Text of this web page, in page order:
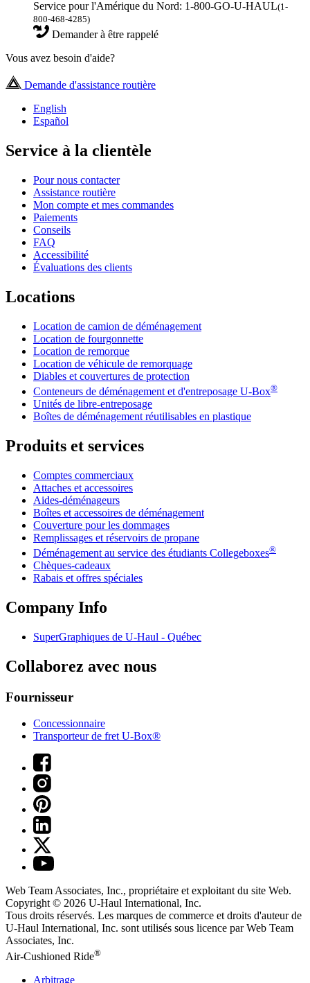
Service pour l'Amérique du Nord: 1-800-GO-U-HAUL(1-
800-468-4285)
Demander à être rappelé
Vous avez besoin d'aide?
Demande d'assistance routière
English
Español
Service à la clientèle
Pour nous contacter
Assistance routière
Mon compte et mes commandes
Paiements
Conseils
FAQ
Accessibilité
Évaluations des clients
Locations
Location de camion de déménagement
Location de fourgonnette
Location de remorque
Location de véhicule de remorquage
Diables et couvertures de protection
Conteneurs de déménagement et d'entreposage U-Box®
Unités de libre-entreposage
Boîtes de déménagement réutilisables en plastique
Produits et services
Comptes commerciaux
Attaches et accessoires
Aides-déménageurs
Boîtes et accessoires de déménagement
Couverture pour les dommages
Remplissages et réservoirs de propane
Déménagement au service des étudiants Collegeboxes®
Chèques-cadeaux
Rabais et offres spéciales
Company Info
SuperGraphiques de U-Haul - Québec
Collaborez avec nous
Fournisseur
Concessionnaire
Transporteur de fret U-Box®
Web Team Associates, Inc., propriétaire et exploitant du site Web.
Copyright © 2026 U-Haul International, Inc.
Tous droits réservés. Les marques de commerce et droits d'auteur de
U-Haul International, Inc. sont utilisés sous licence par Web Team
Associates, Inc.
Air-Cushioned Ride®
Arbitrage